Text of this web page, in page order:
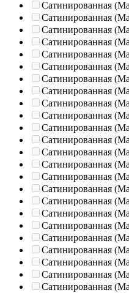
Сатинированная
Сатинированная
Сатинированная
Сатинированная
Сатинированная
Сатинированная
Сатинированная
Сатинированная
Сатинированная
Сатинированная
Сатинированная
Сатинированная
Сатинированная
Сатинированная
Сатинированная
Сатинированная
Сатинированная
Сатинированная
Сатинированная
Сатинированная
Сатинированная
Сатинированная
Сатинированная
Сатинированная